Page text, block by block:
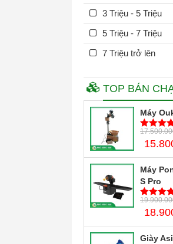
3 Triệu - 5 Triệu
5 Triệu - 7 Triệu
7 Triệu trở lên
TOP BÁN
Máy
5trên 5
Máy
S Pro
5trên 5
Giày